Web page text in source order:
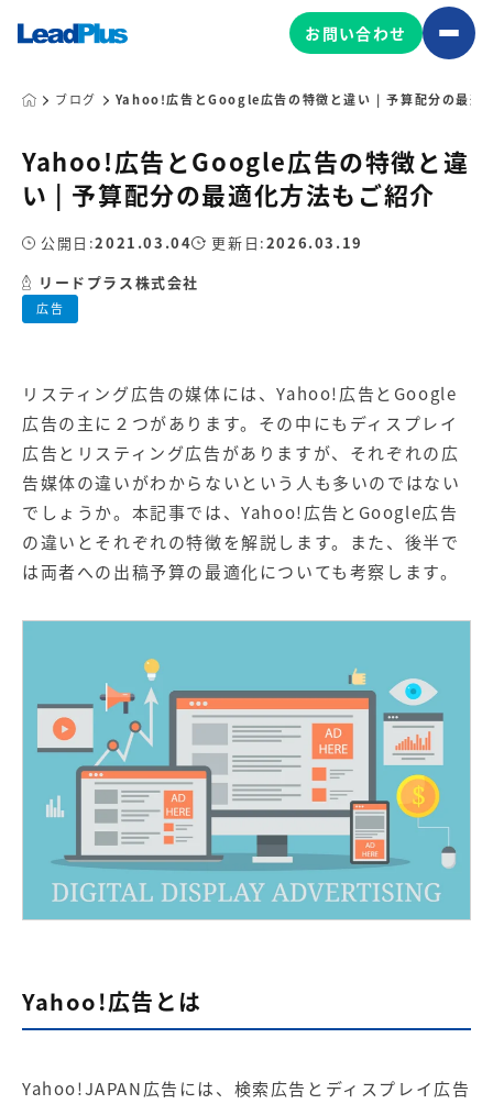
広告プロモーション
MA/CRM/SFA導入・運用
Web制作
マーケティングコンサルティング
Leadplus One
ボード
マーケティングサービスの製品
【店舗型ビジネス向け】エリ
ア
マーケティングサービス
【金融機関向け】マーケティ
ング
サービス
【IT企業向け】マーケティン
サービス
SNSアカウント運用代行サー
広告プロモーションの製品
【クリニック向け】新規集患
Web広告サービス
【歯科業界向け】新規集患
Web広告パッケージ
【塾・個別塾業界向け】新規
集客Web広告パッケージ
サイトアクセス増加パッケー
ジ
商圏ねらいうちパッケージ 求人パッケージ
お問い合わせ
ブログ Yahoo!広告とGoogle広告の特徴と違い | 予算配分の最適
Yahoo!広告とGoogle広告の特徴と違
い | 予算配分の最適化方法もご紹介
広告
公開日:2021.03.04 更新日:2026.03.19
リードプラス株式会社
リスティング広告の媒体には、Yahoo!広告と Google
広告の主に２つがあります。その中にもディスプレイ
広告とリスティング広告がありますが、それぞれの広
告媒体の違いがわからないという人も多いのではない
でしょうか。本記事では、Yahoo!広告とGoogle広告
の違いとそれぞれの特徴を解説します。また、後半で
は両者への出稿予算の最適化についても考察します。
Yahoo!広告とは
Yahoo!JAPAN広告には、検索広告とディスプレイ広告